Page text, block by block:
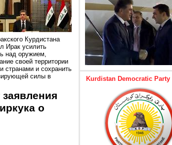
Курдистана
Ирак усилить
над оружием,
своей территории
странами и сохранить
силы в
о
Kurdistan Democratic Party